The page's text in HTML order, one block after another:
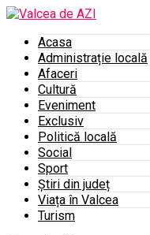
Acasa
Administrație locală
Afaceri
Cultură
Eveniment
Exclusiv
Politică locală
Social
Sport
Știri din județ
Viața în Valcea
Turism